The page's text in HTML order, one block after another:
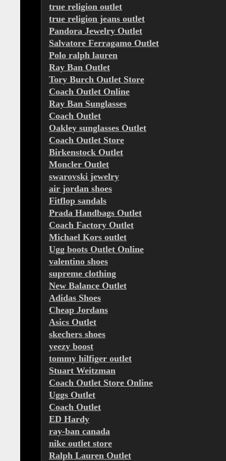
true religion outlet
true religion jeans outlet
Pandora Jewelry Outlet
Salvatore Ferragamo Outlet
Polo ralph lauren
Ray Ban Outlet
Tory Burch Outlet Store
Coach Outlet Online
Ray Ban Sunglasses
Coach Outlet
Oakley sunglasses Outlet
Coach Outlet Store
Birkenstock Outlet
Moncler Outlet
swarovski jewelry
air jordan shoes
Fitflop sandals
Prada Handbags Outlet
Coach Factory Outlet
Michael Kors outlet
Ugg boots Outlet Online
valentino shoes
supreme clothing
New Balance Outlet
Adidas Shoes
Cheap Jordans
Asics Outlet
skechers shoes
yeezy boost
tommy hilfiger outlet
Stuart Weitzman
Coach Outlet Store Online
Uggs Outlet
Coach Outlet
ED Hardy
ray-ban canada
nike outlet store
Ralph Lauren Outlet